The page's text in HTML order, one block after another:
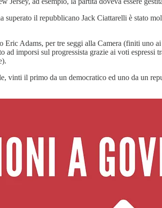
il repubblicano Jack Ciattarelli è stato
Adams, per tre seggi alla Camera (finiti uno
imporsi sul progressista grazie ai voti espressi
vinti il primo da un democratico ed uno da un